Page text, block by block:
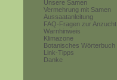
Unsere Samen
Vermehrung mit Samen
Aussaatanleitung
FAQ-Fragen zur Anzucht
Warnhinweis
Klimazone
Botanisches Wörterbuch
Link-Tipps
Danke